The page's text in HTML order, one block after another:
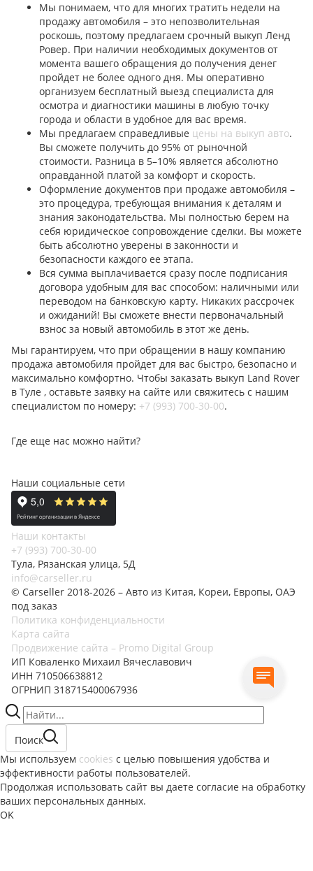
Мы понимаем, что для многих тратить недели на
продажу автомобиля – это непозволительная
роскошь, поэтому предлагаем срочный выкуп Ленд
Ровер. При наличии необходимых документов от
момента вашего обращения до получения денег
пройдет не более одного дня. Мы оперативно
организуем бесплатный выезд специалиста для
осмотра и диагностики машины в любую точку
города и области в удобное для вас время.
Мы предлагаем справедливые цены на выкуп авто.
Вы сможете получить до 95% от рыночной
стоимости. Разница в 5–10% является абсолютно
оправданной платой за комфорт и скорость.
Оформление документов при продаже автомобиля –
это процедура, требующая внимания к деталям и
знания законодательства. Мы полностью берем на
себя юридическое сопровождение сделки. Вы можете
быть абсолютно уверены в законности и
безопасности каждого ее этапа.
Вся сумма выплачивается сразу после подписания
договора удобным для вас способом: наличными или
переводом на банковскую карту. Никаких рассрочек
и ожиданий! Вы сможете внести первоначальный
взнос за новый автомобиль в этот же день.
Мы гарантируем, что при обращении в нашу компанию
продажа автомобиля пройдет для вас быстро, безопасно и
максимально комфортно. Чтобы заказать выкуп Land Rover
в Туле , оставьте заявку на сайте или свяжитесь с нашим
специалистом по номеру: +7 (993) 700-30-00.
Где еще нас можно найти?
Наши социальные сети
Наши контакты
+7 (993) 700-30-00
Тула, Рязанская улица, 5Д
info@carseller.ru
© Carseller 2018-2026 – Авто из Китая, Кореи, Европы, ОАЭ
под заказ
Политика конфиденциальности
Карта сайта
Продвижение сайта – Promo Digital Group
ИП Коваленко Михаил Вячеславович
ИНН 710506638812
ОГРНИП 318715400067936
Поиск
Мы используем cookies с целью повышения удобства и
эффективности работы пользователей.
Продолжая использовать сайт вы даете согласие на обработку
ваших персональных данных.
OK